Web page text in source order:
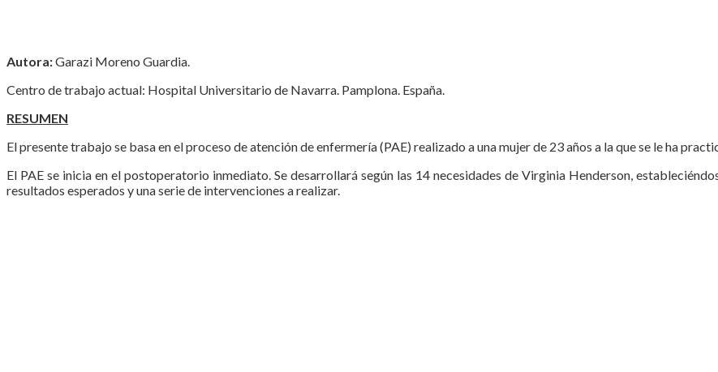
Autora:Garazi Moreno Guardia.
Centro de trabajo actual: Hospital Universitario de Navarra. Pamplona. España.
RESUMEN
El presente trabajo se basa en el proceso de atención de enfermería (PAE) realizado a una mujer de 23 años a la que se le ha
El PAE se inicia en el postoperatorio inmediato. Se desarrollará según las 14 necesidades de Virginia Henderson,
resultados esperados y una serie de intervenciones a realizar.